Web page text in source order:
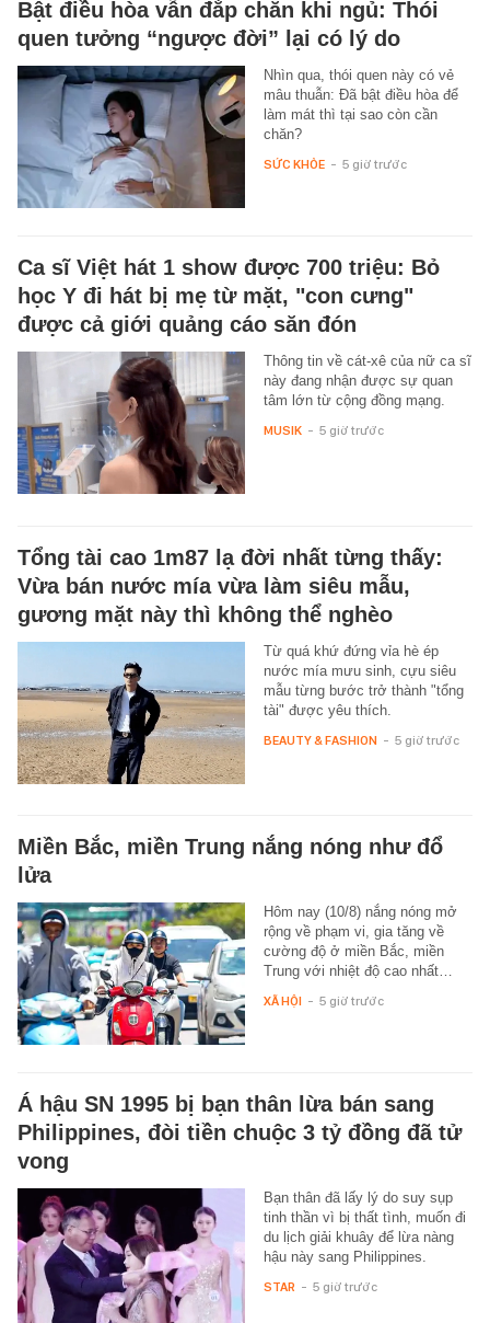
Bật điều hòa vẫn đắp chăn khi ngủ: Thói
quen tưởng “ngược đời” lại có lý do
Nhìn qua, thói quen này có vẻ
mâu thuẫn: Đã bật điều hòa để
làm mát thì tại sao còn cần
chăn?
SỨC KHỎE - 5 giờ trước
Ca sĩ Việt hát 1 show được 700 triệu: Bỏ
học Y đi hát bị mẹ từ mặt, "con cưng"
được cả giới quảng cáo săn đón
Thông tin về cát-xê của nữ ca sĩ
này đang nhận được sự quan
tâm lớn từ cộng đồng mạng.
MUSIK - 5 giờ trước
Tổng tài cao 1m87 lạ đời nhất từng thấy:
Vừa bán nước mía vừa làm siêu mẫu,
gương mặt này thì không thể nghèo
Từ quá khứ đứng vỉa hè ép
nước mía mưu sinh, cựu siêu
mẫu từng bước trở thành "tổng
tài" được yêu thích.
BEAUTY & FASHION - 5 giờ trước
Miền Bắc, miền Trung nắng nóng như đổ
lửa
Hôm nay (10/8) nắng nóng mở
rộng về phạm vi, gia tăng về
cường độ ở miền Bắc, miền
Trung với nhiệt độ cao nhất…
XÃ HỘI - 5 giờ trước
Á hậu SN 1995 bị bạn thân lừa bán sang
Philippines, đòi tiền chuộc 3 tỷ đồng đã tử
vong
Bạn thân đã lấy lý do suy sụp
tinh thần vì bị thất tình, muốn đi
du lịch giải khuây để lừa nàng
hậu này sang Philippines.
STAR - 5 giờ trước